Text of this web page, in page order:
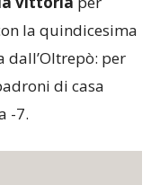
la quindicesima
per
di casa
-7.